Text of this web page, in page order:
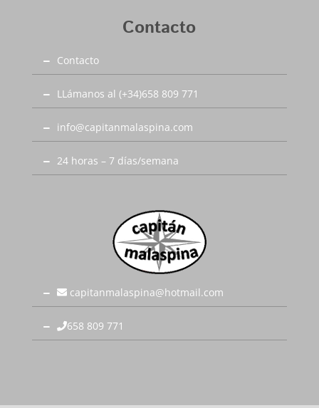
Contacto
Contacto
LLámanos al (+34)658 809 771
info@capitanmalaspina.com
24 horas – 7 días/semana
capitanmalaspina@hotmail.com
658 809 771